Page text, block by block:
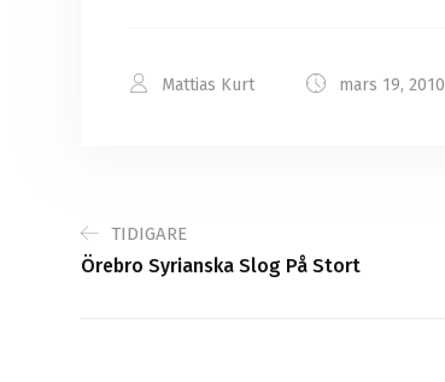
Mattias Kurt mars 19, 2010
TIDIGARE
Örebro Syrianska Slog På Stort